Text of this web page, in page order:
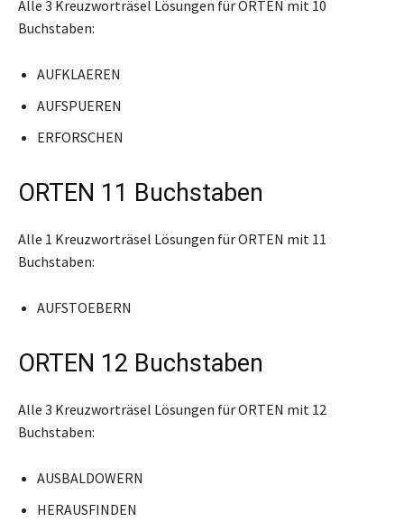
Alle 3 Kreuzworträsel Lösungen für ORTEN mit 10
Buchstaben:
AUFKLAEREN
AUFSPUEREN
ERFORSCHEN
ORTEN 11 Buchstaben
Alle 1 Kreuzworträsel Lösungen für ORTEN mit 11
Buchstaben:
AUFSTOEBERN
ORTEN 12 Buchstaben
Alle 3 Kreuzworträsel Lösungen für ORTEN mit 12
Buchstaben:
AUSBALDOWERN
HERAUSFINDEN